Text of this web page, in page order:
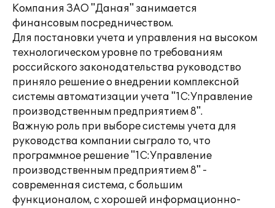
Компания ЗАО "Даная" занимается
финансовым посредничеством.
Для постановки учета и управления на высоком
технологическом уровне по требованиям
российского законодательства руководство
приняло решение о внедрении комплексной
системы автоматизации учета "1С:Управление
производственным предприятием 8".
Важную роль при выборе системы учета для
руководства компании сыграло то, что
программное решение "1С:Управление
производственным предприятием 8" -
современная система, с большим
функционалом, с хорошей информационно-